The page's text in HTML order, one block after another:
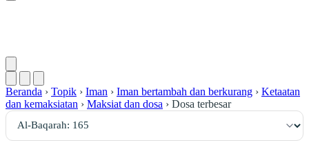
Beranda › Topik › Iman › Iman bertambah dan berkurang › Ketaatan
dan kemaksiatan › Maksiat dan dosa › Dosa terbesar